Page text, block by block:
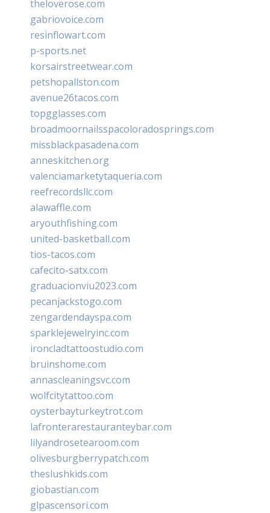
theloverose.com
gabriovoice.com
resinflowart.com
p-sports.net
korsairstreetwear.com
petshopallston.com
avenue26tacos.com
topgglasses.com
broadmoornailsspacoloradosprings.com
missblackpasadena.com
anneskitchen.org
valenciamarketytaqueria.com
reefrecordsllc.com
alawaffle.com
aryouthfishing.com
united-basketball.com
tios-tacos.com
cafecito-satx.com
graduacionviu2023.com
pecanjackstogo.com
zengardendayspa.com
sparklejewelryinc.com
ironcladtattoostudio.com
bruinshome.com
annascleaningsvc.com
wolfcitytattoo.com
oysterbayturkeytrot.com
lafronterarestauranteybar.com
lilyandrosetearoom.com
olivesburgberrypatch.com
theslushkids.com
giobastian.com
glpascensori.com